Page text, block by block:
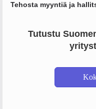
Tehosta myyntiä ja
Tutustu